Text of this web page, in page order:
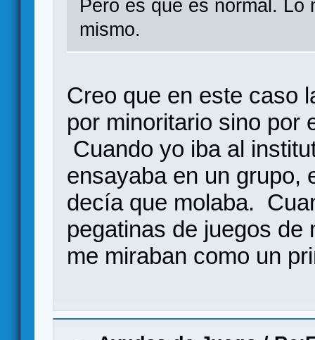
Pero es que es normal. Lo
mismo.
Creo que en este caso
por minoritario sino por
Cuando yo iba al
ensayaba en un grupo,
decía que molaba.
pegatinas de juegos de
me miraban como un